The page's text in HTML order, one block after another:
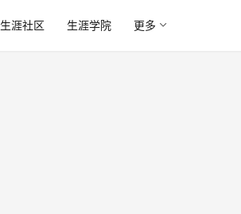
生涯社区 生涯学院 更多